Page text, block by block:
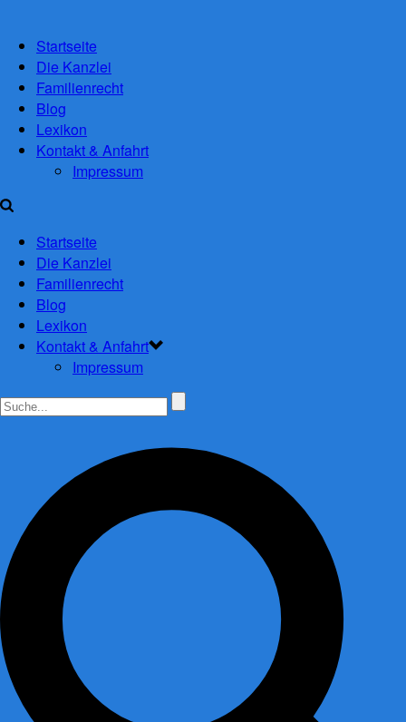
Startseite
Die Kanzlei
Familienrecht
Blog
Lexikon
Kontakt & Anfahrt
Impressum
Startseite
Die Kanzlei
Familienrecht
Blog
Lexikon
Kontakt & Anfahrt
Impressum